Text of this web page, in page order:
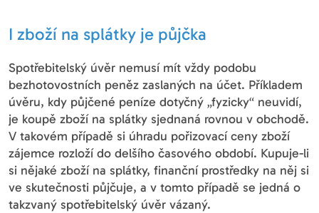
I zboží na splátky je půjčka
Spotřebitelský úvěr nemusí mít vždy podobu
bezhotovostních peněz zaslaných na účet. Příkladem
úvěru, kdy půjčené peníze dotyčný „fyzicky“ neuvidí,
je koupě zboží na splátky sjednaná rovnou v obchodě.
V takovém případě si úhradu pořizovací ceny zboží
zájemce rozloží do delšího časového období. Kupuje-li
si nějaké zboží na splátky, finanční prostředky na něj si
ve skutečnosti půjčuje, a v tomto případě se jedná o
takzvaný spotřebitelský úvěr vázaný.